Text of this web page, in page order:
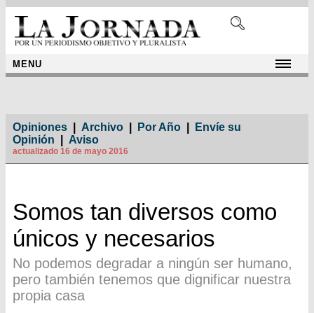
MENU
Opiniones Archivo Por Año
Envíe su
Opinión
Aviso
actualizado 16 de mayo 2016
Somos tan diversos como
únicos y necesarios
No podemos degradar a ningún ser humano,
pero también tenemos que dignificar nuestra
propia casa